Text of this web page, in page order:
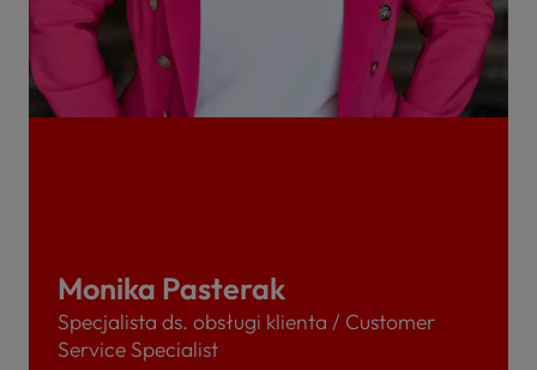
Monika Pasterak
Specjalista ds. obsługi klienta / Customer
Service Specialist